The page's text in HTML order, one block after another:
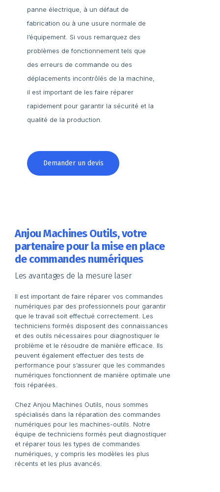
panne électrique, à un défaut de
fabrication ou à une usure normale de
l’équipement. Si vous remarquez des
problèmes de fonctionnement tels que
des erreurs de commande ou des
déplacements incontrôlés de la machine,
il est important de les faire réparer
rapidement pour garantir la sécurité et la
qualité de la production.
Demander un devis
Anjou Machines Outils, votre
partenaire pour la mise en place
de commandes numériques
Les avantages de la mesure laser
Il est important de faire réparer vos commandes
numériques par des professionnels pour garantir
que le travail soit effectué correctement. Les
techniciens formés disposent des connaissances
et des outils nécessaires pour diagnostiquer le
problème et le résoudre de manière efficace. Ils
peuvent également effectuer des tests de
performance pour s’assurer que les commandes
numériques fonctionnent de manière optimale une
fois réparées.
Chez Anjou Machines Outils, nous sommes
spécialisés dans la réparation des commandes
numériques pour les machines-outils. Notre
équipe de techniciens formés peut diagnostiquer
et réparer tous les types de commandes
numériques, y compris les modèles les plus
récents et les plus avancés.